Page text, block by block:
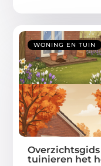
WONING EN TUIN
tuinieren het